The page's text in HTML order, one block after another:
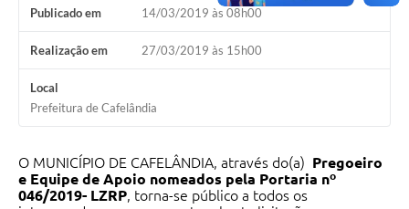
Publicado em 14/03/2019 às 08h00
Realização em 27/03/2019 às 15h00
Local
Prefeitura de Cafelândia
O MUNICÍPIO DE CAFELÂNDIA, através do(a) Pregoeiro
e Equipe de Apoio nomeados pela Portaria nº
046/2019- LZRP, torna-se público a todos os